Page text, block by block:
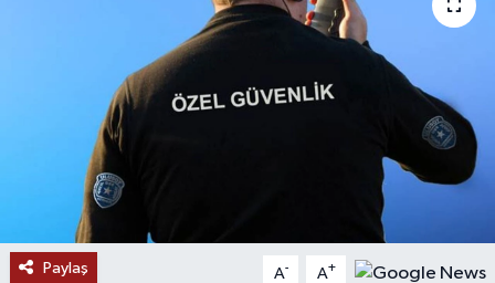
Paylaş A- A+
RESMİ İLANLAR